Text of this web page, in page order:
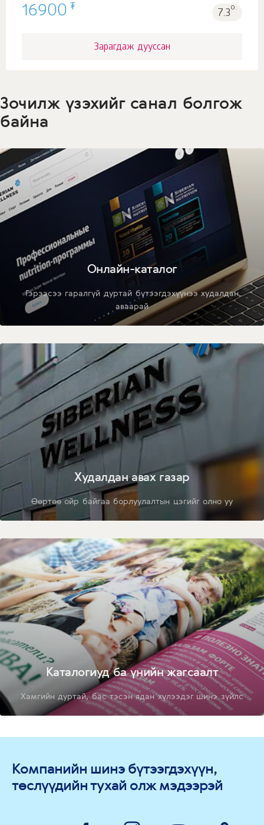
16900 ₮ 7.3о.
Зарагдаж дууссан
Зочилж үзэхийг санал болгож
байна
Онлайн-каталог
Гэрээсээ гаралгүй дуртай бүтээгдэхүүнээ худалдан
аваарай
Худалдан авах газар
Өөртөө ойр байгаа борлуулалтын цэгийг олно уу
Каталогиуд ба үнийн жагсаалт
Хамгийн дуртай, бас тэсэн ядан хүлээдэг шинэ зүйлс
Компанийн шинэ бүтээгдэхүүн,
төслүүдийн тухай олж мэдээрэй